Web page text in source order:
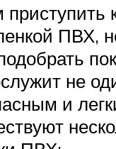
ПВХ,
не
и